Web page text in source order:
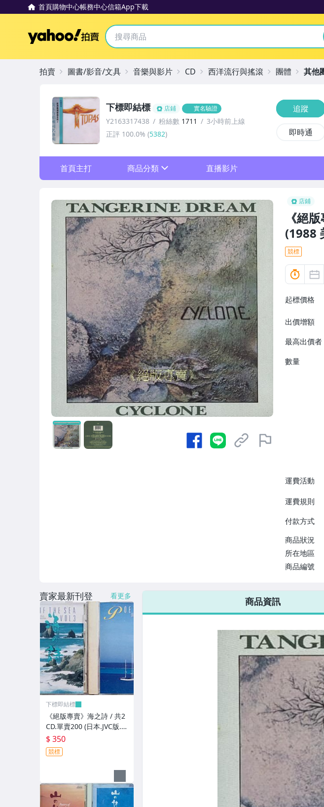
首頁購物中心帳務中心信箱App下載
Yahoo拍賣
店鋪
《絕
(1988
競標
起標價格
出價增額
最高出價者
數量
運費活動
運費規則
付款方式
商品狀況
所在地區
商品編號
7-
下標即結標 店鋪 實名驗證
Y2163317438 粉絲數 1711
3小時前上線
正評 100.0% (5382)
追蹤
即時通
首頁主打 商品分類 直播影片
拍賣 圖書/影音/文具 音樂與影片 CD 西洋流行與搖滾 團體 其他
商品資訊
賣家最新刊登 看更多
下標即結標
《絕版專賣》海之詩 / 共2
CD.單賣200 (日本.JVC版.
無IFPI)
$ 350
競標